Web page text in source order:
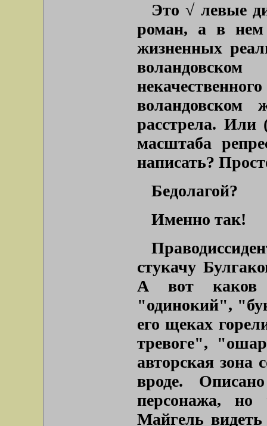
Это √ левые
роман, а в нем
жизненных
воландовском
расстрела. Или
масштаба
написать?
Бедолагой?
Именно так!
стукачу
А вот каков
"одинокий",
его щеках
тревоге",
авторская зона
вроде.
персонажа,
Майгель